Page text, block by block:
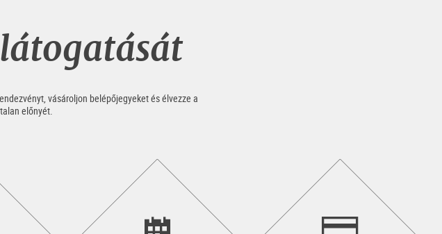
vásároljon belépőjegyeket és élvezze a
előnyét.